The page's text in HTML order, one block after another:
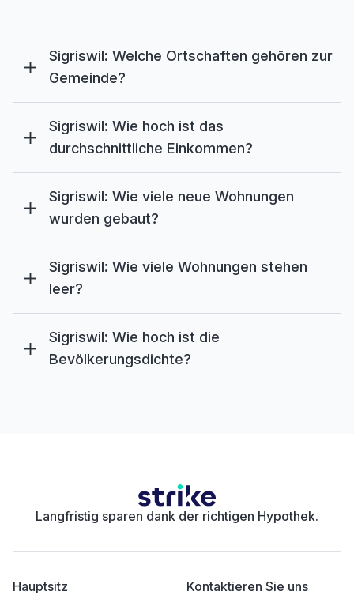
Sigriswil: Welche Ortschaften gehören zur
Gemeinde?
Sigriswil: Wie hoch ist das
durchschnittliche Einkommen?
Sigriswil: Wie viele neue Wohnungen
wurden gebaut?
Sigriswil: Wie viele Wohnungen stehen
leer?
Sigriswil: Wie hoch ist die
Bevölkerungsdichte?
Langfristig sparen dank der richtigen Hypothek.
Hauptsitz Kontaktieren Sie uns